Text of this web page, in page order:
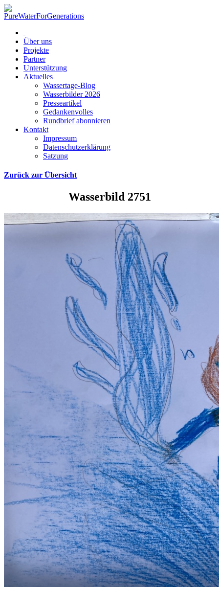
Über uns
Projekte
Partner
Unterstützung
Aktuelles
Wassertage-Blog
Wasserbilder 2026
Presseartikel
Gedankenvolles
Rundbrief abonnieren
Kontakt
Impressum
Datenschutzerklärung
Satzung
Zurück zur Übersicht
Wasserbild 2751